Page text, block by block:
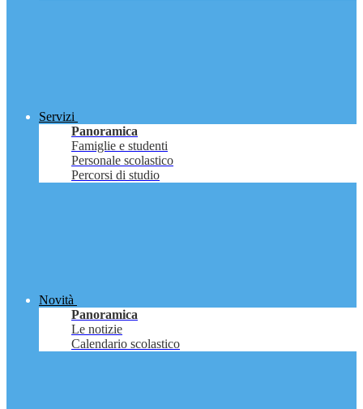
Servizi
Panoramica
Famiglie e studenti
Personale scolastico
Percorsi di studio
Novità
Panoramica
Le notizie
Calendario scolastico